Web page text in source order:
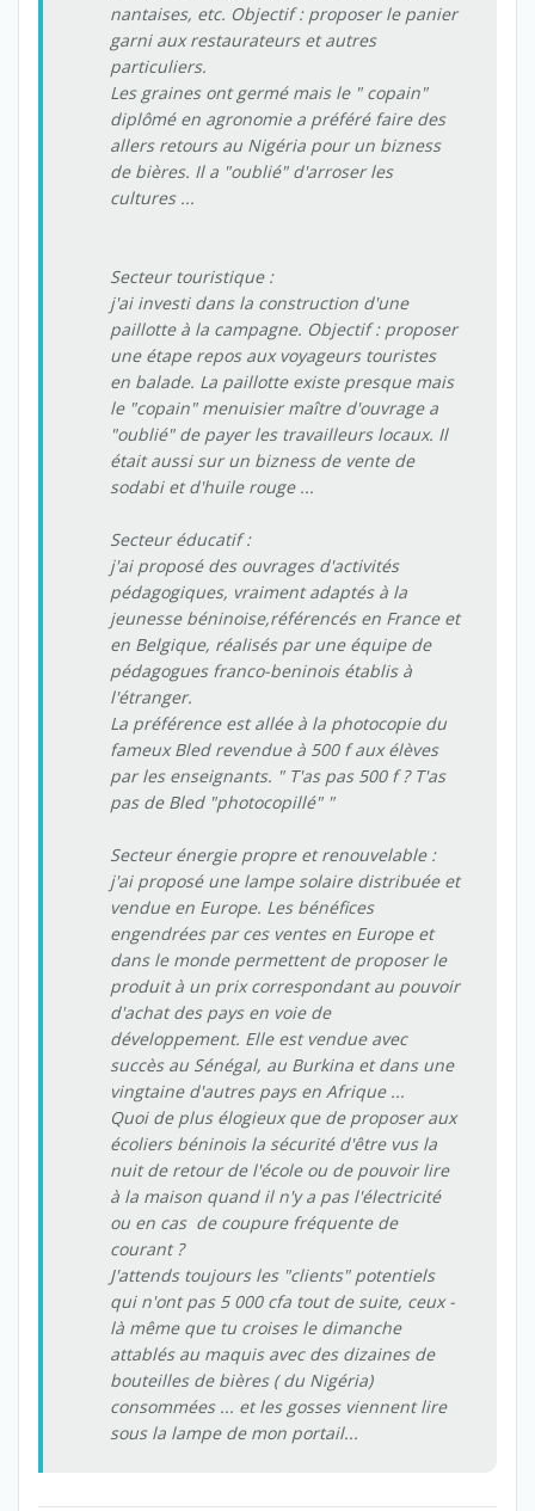
nantaises, etc. Objectif : proposer le panier
garni aux restaurateurs et autres
particuliers.
Les graines ont germé mais le " copain"
diplômé en agronomie a préféré faire des
allers retours au Nigéria pour un bizness
de bières. Il a "oublié" d'arroser les
cultures ...
Secteur touristique :
j'ai investi dans la construction d'une
paillotte à la campagne. Objectif : proposer
une étape repos aux voyageurs touristes
en balade. La paillotte existe presque mais
le "copain" menuisier maître d'ouvrage a
"oublié" de payer les travailleurs locaux. Il
était aussi sur un bizness de vente de
sodabi et d'huile rouge ...
Secteur éducatif :
j'ai proposé des ouvrages d'activités
pédagogiques, vraiment adaptés à la
jeunesse béninoise,référencés en France et
en Belgique, réalisés par une équipe de
pédagogues franco-beninois établis à
l'étranger.
La préférence est allée à la photocopie du
fameux Bled revendue à 500 f aux élèves
par les enseignants. " T'as pas 500 f ? T'as
pas de Bled "photocopillé" "
Secteur énergie propre et renouvelable :
j'ai proposé une lampe solaire distribuée et
vendue en Europe. Les bénéfices
engendrées par ces ventes en Europe et
dans le monde permettent de proposer le
produit à un prix correspondant au pouvoir
d'achat des pays en voie de
développement. Elle est vendue avec
succès au Sénégal, au Burkina et dans une
vingtaine d'autres pays en Afrique ...
Quoi de plus élogieux que de proposer aux
écoliers béninois la sécurité d'être vus la
nuit de retour de l'école ou de pouvoir lire
à la maison quand il n'y a pas l'électricité
ou en cas de coupure fréquente de
courant ?
J'attends toujours les "clients" potentiels
qui n'ont pas 5 000 cfa tout de suite, ceux -
là même que tu croises le dimanche
attablés au maquis avec des dizaines de
bouteilles de bières ( du Nigéria)
consommées ... et les gosses viennent lire
sous la lampe de mon portail...